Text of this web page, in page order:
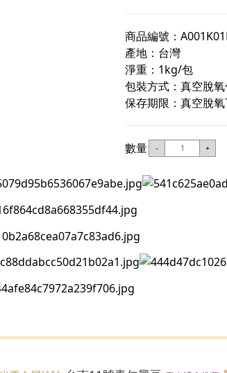
商品編號：
產地：台灣
淨重：1kg/包
包裝方式：真空脫
保存期限：真空脫
數量 - +